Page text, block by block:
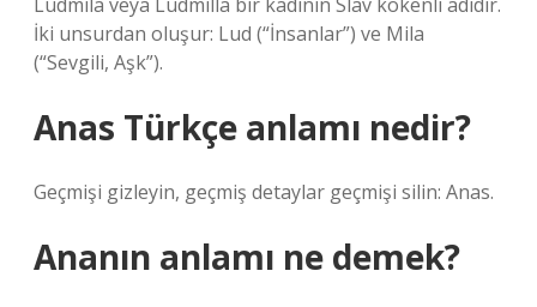
İki unsurdan oluşur: Lud (“İnsanlar”) ve Mila
(“Sevgili, Aşk”).
Anas Türkçe anlamı nedir?
Geçmişi gizleyin, geçmiş detaylar geçmişi silin: Anas.
Ananın anlamı ne demek?